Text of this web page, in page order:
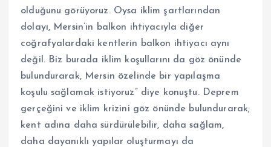
olduğunu görüyoruz. Oysa iklim şartlarından
dolayı, Mersin’in balkon ihtiyacıyla diğer
coğrafyalardaki kentlerin balkon ihtiyacı aynı
değil. Biz burada iklim koşullarını da göz önünde
bulundurarak, Mersin özelinde bir yapılaşma
koşulu sağlamak istiyoruz” diye konuştu. Deprem
gerçeğini ve iklim krizini göz önünde bulundurarak;
kent adına daha sürdürülebilir, daha sağlam,
daha dayanıklı yapılar oluşturmayı da